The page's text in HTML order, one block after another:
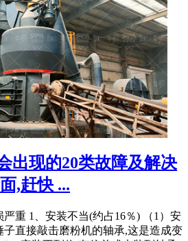
出现的20类故障及解决
,赶快 ...
严重 1、安装不当(约占16％) （1）安
子直接敲击磨粉机的轴承,这是造成变